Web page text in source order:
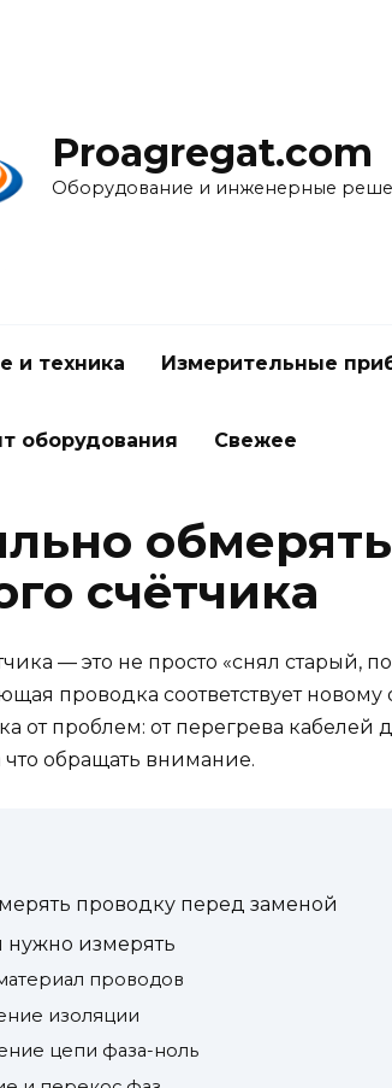
Proagregat.com
Оборудование и инженерные
и техника Измерительные
оборудования Свежее
счётчика
— это не просто «снял старый,
проводка соответствует
от проблем: от перегрева
обращать внимание.
проводку перед заменой
нужно измерять
проводов
изоляции
цепи фаза-ноль